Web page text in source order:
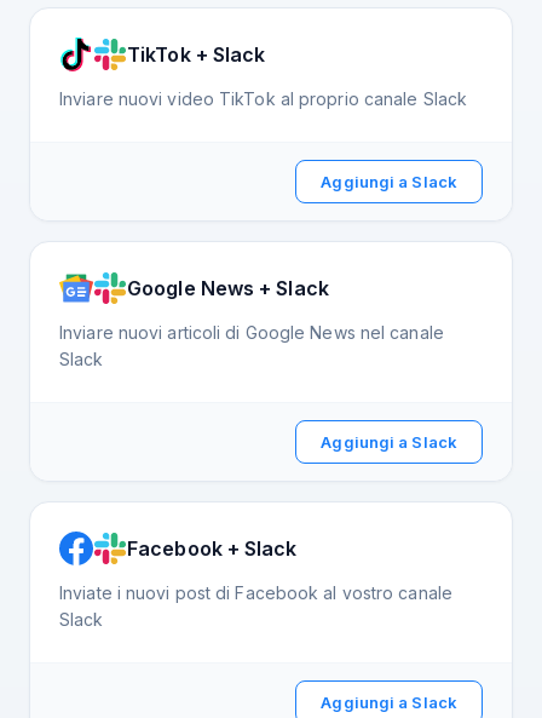
TikTok + Slack
Inviare nuovi video TikTok al proprio canale Slack
Aggiungi a Slack
Google News + Slack
Inviare nuovi articoli di Google News nel canale
Slack
Aggiungi a Slack
Facebook + Slack
Inviate i nuovi post di Facebook al vostro canale
Slack
Aggiungi a Slack